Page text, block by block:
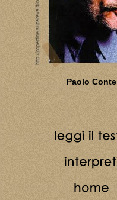
Paolo Conte